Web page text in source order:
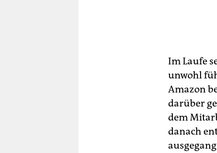
Im Laufe
unwohl
Amazon
darüber
dem
danach